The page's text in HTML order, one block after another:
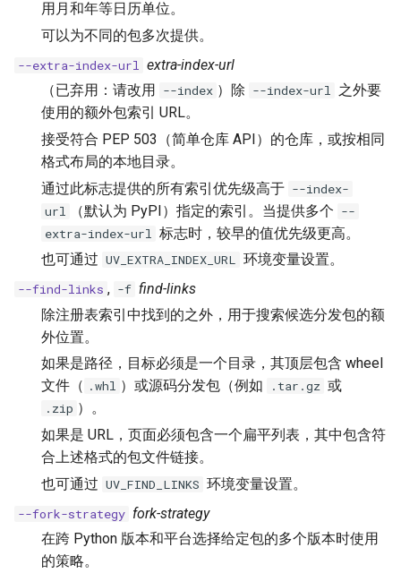
用月和年等日历单位。
可以为不同的包多次提供。
--extra-index-url extra-index-url
（已弃用：请改用 --index ）除 --index-url 之外要
使用的额外包索引 URL。
接受符合 PEP 503（简单仓库 API）的仓库，或按相同
格式布局的本地目录。
通过此标志提供的所有索引优先级高于 --index-
url
（默认为 PyPI）指定的索引。当提供多个 --
extra-index-url
标志时，较早的值优先级更高。
也可通过 UV_EXTRA_INDEX_URL 环境变量设置。
--find-links , -f find-links
除注册表索引中找到的之外，用于搜索候选分发包的额
外位置。
如果是路径，目标必须是一个目录，其顶层包含 wheel
文件（ .whl ）或源码分发包（例如 .tar.gz 或
.zip ）。
如果是 URL，页面必须包含一个扁平列表，其中包含符
合上述格式的包文件链接。
也可通过 UV_FIND_LINKS 环境变量设置。
--fork-strategy fork-strategy
在跨 Python 版本和平台选择给定包的多个版本时使用
的策略。